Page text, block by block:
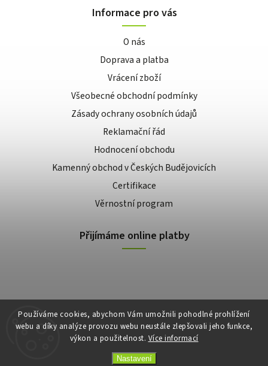
Používáme cookies, abychom Vám umožnili pohodlné prohlížení
webu a díky analýze provozu webu neustále zlepšovali jeho funkce,
výkon a použitelnost. Více informací
Nastavení
Informace pro vás
O nás
Doprava a platba
Vrácení zboží
Všeobecné obchodní podmínky
Zásady ochrany osobních údajů
Reklamační řád
Hodnocení obchodu
Kamenný obchod v Českých Budějovicích
Certifikace
Věrnostní program
Přijímáme online platby
Copyright 2026E-shop Slunečnice. Všechna práva vyhrazena.
VytvořilShoptet| Design